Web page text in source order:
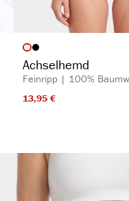
Artikelfarbe
Achselhemd
Feinripp | 100%
13,95 €​